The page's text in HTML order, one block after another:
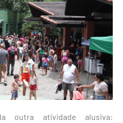
outra atividade alusiva: